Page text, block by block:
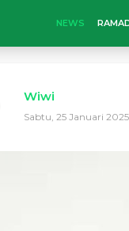
NEWS
Wiwi
Sabtu, 25 Januari